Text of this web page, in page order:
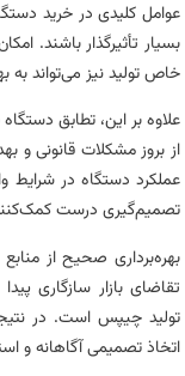
عوامل کلیدی در خرید
بسیار تأثیرگذار باشند.
خاص تولید نیز می‌تواند به
علاوه بر این، تطابق
از بروز مشکلات قانونی و
عملکرد دستگاه در شرایط
تصمیم‌گیری درست
بهره‌برداری صحیح از
تقاضای بازار سازگاری
تولید چیپس است. در
اتخاذ تصمیمی آگاهانه و